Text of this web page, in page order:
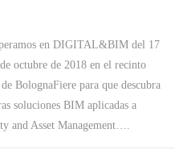
en DIGITAL&BIM del 17
octubre de 2018 en el recinto
BolognaFiere para que descubra
soluciones BIM aplicadas a
and Asset Management….